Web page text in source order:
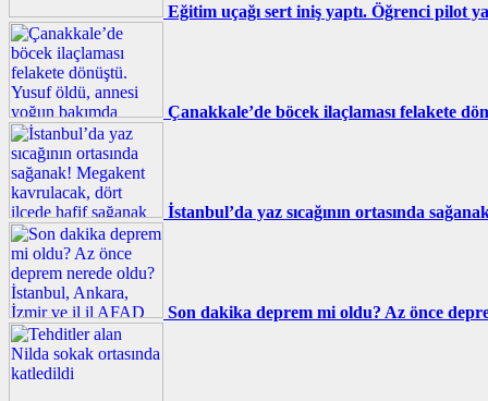
Eğitim uçağı sert iniş yaptı. Öğrenci pilot
Çanakkale’de böcek ilaçlaması felakete
İstanbul’da yaz sıcağının ortasında
Son dakika deprem mi oldu? Az önce